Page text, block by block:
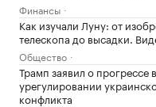
Финансы
Как изучали Луну: от
телескопа до высадки.
Общество
Трамп заявил о прогрессе в
урегулировании
конфликта